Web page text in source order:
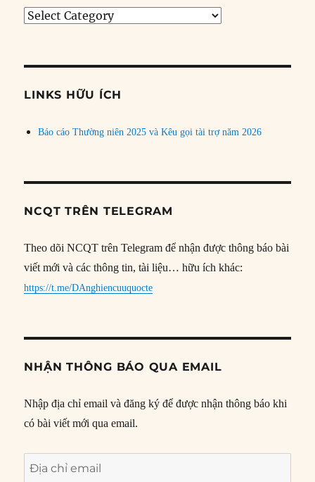
Tìm
đề
LINKS HỮU ÍCH
Báo cáo Thường niên 2025 và Kêu gọi tài trợ năm 2026
NCQT TRÊN TELEGRAM
Theo dõi NCQT trên Telegram để nhận được thông báo bài
viết mới và các thông tin, tài liệu… hữu ích khác:
https://t.me/DAnghiencuuquocte
NHẬN THÔNG BÁO QUA EMAIL
Nhập địa chỉ email và đăng ký để được nhận thông báo khi
có bài viết mới qua email.
Địa